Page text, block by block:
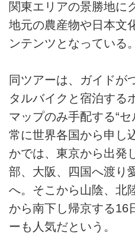
関東エリアの景勝地に
地元の農産物や日本文
ンテンツとなっている。
同ツアーは、ガイドが
タルバイクと宿泊する
マップのみ手配する“セ
常に世界各国から申し
かでは、東京から出発
部、大阪、四国へ渡り
へ。そこから山陰、北
から南下し帰京する16
ーも人気だという。